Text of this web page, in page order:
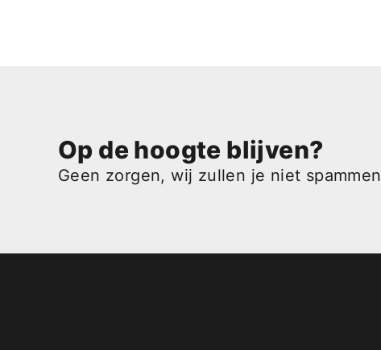
Op de hoogte blijven?
Geen zorgen, wij zullen je niet spammen